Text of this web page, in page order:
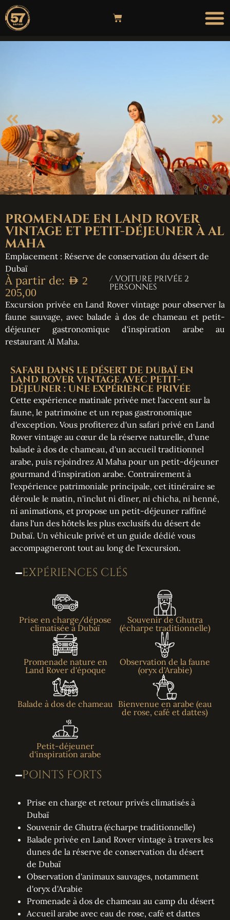
PROMENADE EN LAND ROVER
VINTAGE ET PETIT-DÉJEUNER À AL
MAHA
Emplacement : Réserve de conservation du désert de
Dubaï
À partir de: AED 2
205,00
/ VOITURE PRIVÉE 2
PERSONNES
Excursion privée en Land Rover vintage pour observer la
faune sauvage, avec balade à dos de chameau et petit-
déjeuner gastronomique d'inspiration arabe au
restaurant Al Maha.
SAFARI DANS LE DÉSERT DE DUBAÏ EN
LAND ROVER VINTAGE AVEC PETIT-
DÉJEUNER : UNE EXPÉRIENCE PRIVÉE
Cette expérience matinale privée met l'accent sur la
faune, le patrimoine et un repas gastronomique
d'exception. Vous profiterez d'un safari privé en Land
Rover vintage au cœur de la réserve naturelle, d'une
balade à dos de chameau, d'un accueil traditionnel
arabe, puis rejoindrez Al Maha pour un petit-déjeuner
gourmand d'inspiration arabe. Contrairement à
l'expérience patrimoniale principale, cet itinéraire se
déroule le matin, n'inclut ni dîner, ni chicha, ni henné,
ni animations, et propose un petit-déjeuner raffiné
dans l'un des hôtels les plus exclusifs du désert de
Dubaï. Un véhicule privé et un guide dédié vous
accompagneront tout au long de l'excursion.
EXPÉRIENCES CLÉS
Prise en charge/dépose
climatisée à Dubaï
Souvenir de Ghutra
(écharpe traditionnelle)
Promenade nature en
Land Rover d'époque
Observation de la faune
(oryx d'Arabie)
Balade à dos de chameau Bienvenue en arabe (eau
de rose, café et dattes)
Petit-déjeuner
d'inspiration arabe
POINTS FORTS
Prise en charge et retour privés climatisés à
Dubaï
Souvenir de Ghutra (écharpe traditionnelle)
Balade privée en Land Rover vintage à travers les
dunes de la réserve de conservation du désert
de Dubaï
Observation d'animaux sauvages, notamment
d'oryx d'Arabie
Promenade à dos de chameau au camp du désert
Accueil arabe avec eau de rose, café et dattes